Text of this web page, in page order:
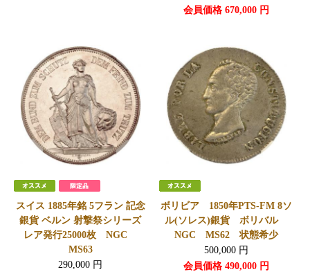
会員価格 670,000 円
スイス 1885年銘 5フラン 記念
銀貨 ベルン 射撃祭シリーズ
レア発行25000枚 NGC
MS63
290,000 円
ボリビア 1850年PTS-FM 8ソ
ル(ソレス)銀貨 ボリバル
NGC MS62 状態希少
500,000 円
会員価格 490,000 円